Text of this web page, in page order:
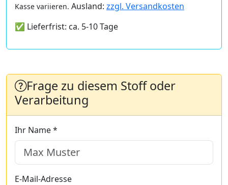
Kasse variieren. Ausland: zzgl. Versandkosten
✅ Lieferfrist: ca. 5-10 Tage
Frage zu diesem Stoff oder
Verarbeitung
Ihr Name *
E-Mail-Adresse